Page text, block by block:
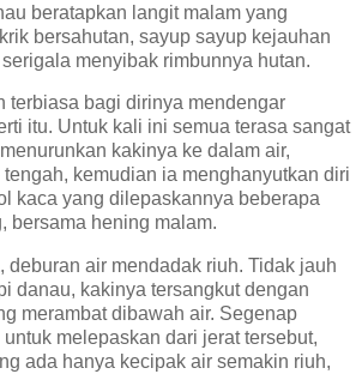
beratapkan langit malam yang
bersahutan, sayup sayup kejauhan
menyibak rimbunnya hutan.
terbiasa bagi dirinya mendengar
itu. Untuk kali ini semua terasa sangat
kakinya ke dalam air,
kemudian ia menghanyutkan diri
kaca yang dilepaskannya beberapa
bersama hening malam.
deburan air mendadak riuh. Tidak jauh
danau, kakinya tersangkut dengan
merambat dibawah air. Segenap
melepaskan dari jerat tersebut,
ada hanya kecipak air semakin riuh,